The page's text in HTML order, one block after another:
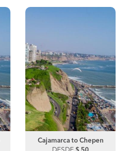
Cajamarca to Chepen